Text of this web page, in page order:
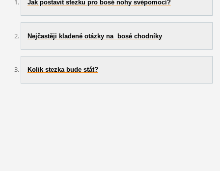
Jak postavit stezku pro bosé nohy svépomocí?
Nejčastěji kladené otázky na bosé chodníky
Kolik stezka bude stát?